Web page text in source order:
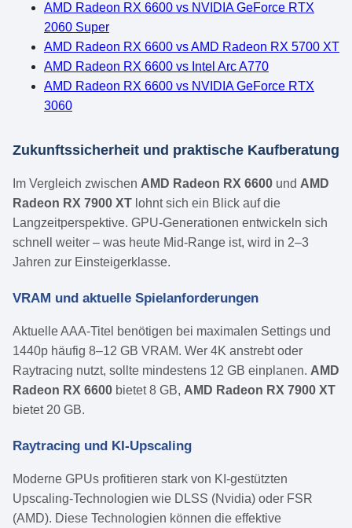
AMD Radeon RX 6600 vs NVIDIA GeForce RTX
2060 Super
AMD Radeon RX 6600 vs AMD Radeon RX 5700 XT
AMD Radeon RX 6600 vs Intel Arc A770
AMD Radeon RX 6600 vs NVIDIA GeForce RTX
3060
Zukunftssicherheit und praktische Kaufberatung
Im Vergleich zwischen AMD Radeon RX 6600 und AMD
Radeon RX 7900 XT lohnt sich ein Blick auf die
Langzeitperspektive. GPU-Generationen entwickeln sich
schnell weiter – was heute Mid-Range ist, wird in 2–3
Jahren zur Einsteigerklasse.
VRAM und aktuelle Spielanforderungen
Aktuelle AAA-Titel benötigen bei maximalen Settings und
1440p häufig 8–12 GB VRAM. Wer 4K anstrebt oder
Raytracing nutzt, sollte mindestens 12 GB einplanen. AMD
Radeon RX 6600 bietet 8 GB, AMD Radeon RX 7900 XT
bietet 20 GB.
Raytracing und KI-Upscaling
Moderne GPUs profitieren stark von KI-gestützten
Upscaling-Technologien wie DLSS (Nvidia) oder FSR
(AMD). Diese Technologien können die effektive